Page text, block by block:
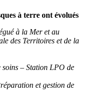
à terre ont évolués
à la Mer et au
des Territoires et de la
soins – Station LPO de
et gestion de